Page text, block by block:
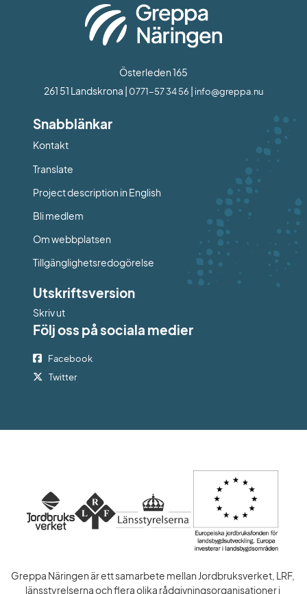
Österleden 165
261 51 Landskrona | 0771-57 34 56 | info@greppa.nu
Snabblänkar
Kontakt
Translate
Project description in English
Bli medlem
Om webbplatsen
Tillgänglighetsredogörelse
Utskriftsversion
Skriv ut
Följ oss på sociala medier
Facebook
Twitter
Greppa Näringen är ett samarbete mellan Jordbruksverket, LRF,
länsstyrelserna och flera olika rådgivningsorganisationer i